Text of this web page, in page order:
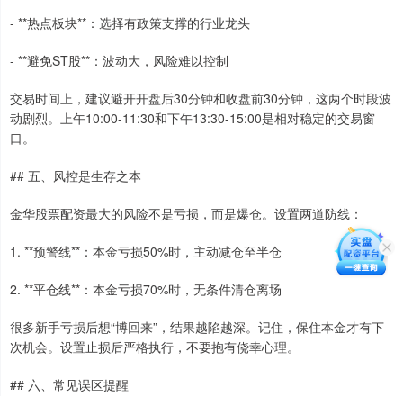
- **热点板块**：选择有政策支撑的行业龙头
- **避免ST股**：波动大，风险难以控制
交易时间上，建议避开开盘后30分钟和收盘前30分钟，这两个时段波
动剧烈。上午10:00-11:30和下午13:30-15:00是相对稳定的交易窗
口。
## 五、风控是生存之本
金华股票配资最大的风险不是亏损，而是爆仓。设置两道防线：
1. **预警线**：本金亏损50%时，主动减仓至半仓
2. **平仓线**：本金亏损70%时，无条件清仓离场
很多新手亏损后想“博回来”，结果越陷越深。记住，保住本金才有下
次机会。设置止损后严格执行，不要抱有侥幸心理。
## 六、常见误区提醒